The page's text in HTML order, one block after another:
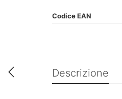
Codice EAN
Descrizione